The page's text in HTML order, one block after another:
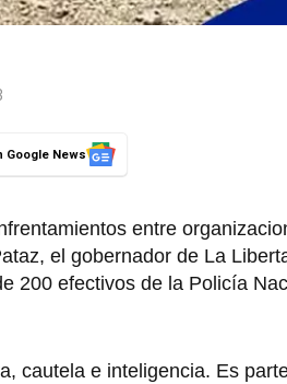
Google News
entre
el gobernador de La
200 efectivos de la Policía
cautela e inteligencia. Es